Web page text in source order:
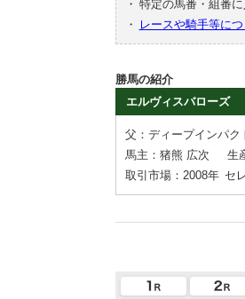
・ 特定の馬番・組番に
・
レースや騎手等に
勝馬の紹介
エルヴィスバローズ
父：ディープインパク
馬主：猪熊 広次
生
取引市場：2008年 セ